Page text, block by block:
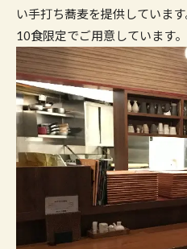
い手打ち蕎麦を提供していま
10食限定でご用意しています